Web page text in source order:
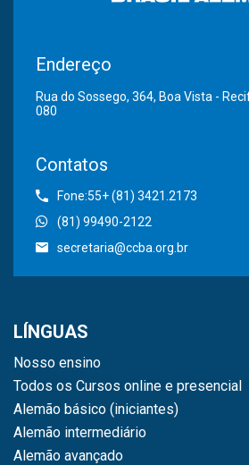
Endereço
Rua do Sossego, 364, Boa Vista -
080
Contatos
Fone:55+ (81) 3421.2173
(81) 99490-2122
secretaria@ccba.org.br
LÍNGUAS
Nosso ensino
Todos os Cursos online e presencial
Alemão básico (iniciantes)
Alemão intermediário
Alemão avançado